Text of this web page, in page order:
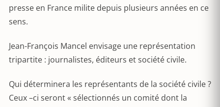
presse en France milite depuis plusieurs années en ce
sens.
Jean-François Mancel envisage une représentation
tripartite : journalistes, éditeurs et société civile.
Qui déterminera les représentants de la société civile ?
Ceux –ci seront « sélectionnés un comité dont la